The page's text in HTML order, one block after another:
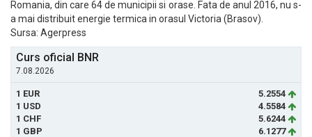
Romania, din care 64 de municipii si orase. Fata de anul 2016, nu s-
a mai distribuit energie termica in orasul Victoria (Brasov).
Sursa: Agerpress
Curs oficial BNR
7.08.2026
1 EUR
5.2554
1 USD
4.5584
1 CHF
5.6244
1 GBP
6.1277